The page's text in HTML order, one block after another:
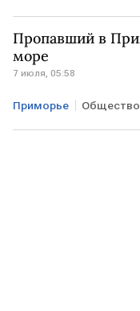
Пропавший в
море
7 июля, 05:58
Приморье Общество